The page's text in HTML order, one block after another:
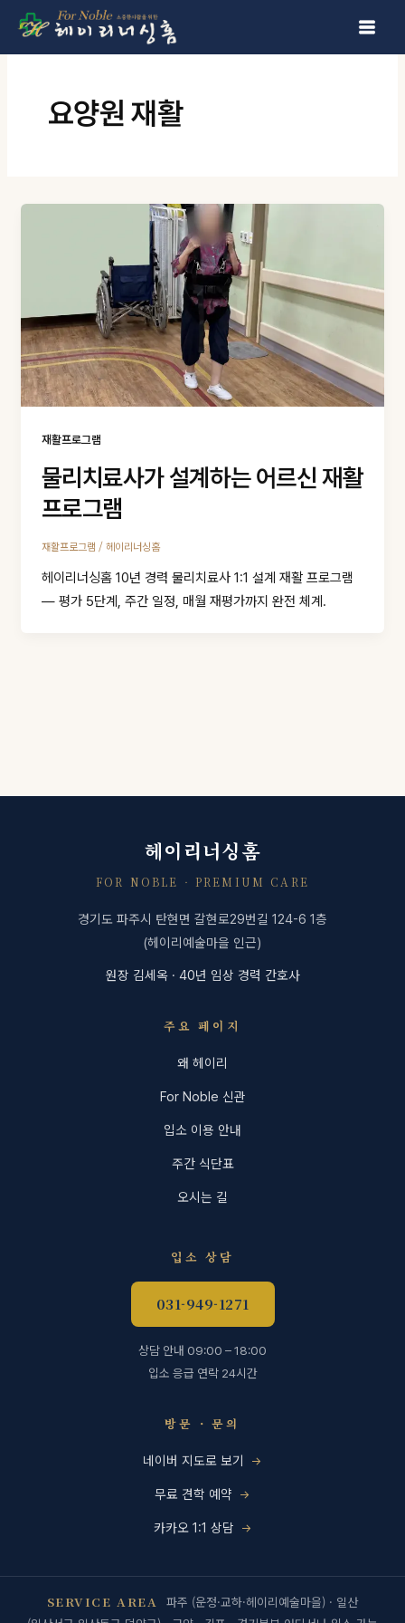
콘텐츠로 건너뛰기
요양원 재활
재활프로그램
물리치료사가 설계하는 어르신 재활
프로그램
재활프로그램 / 헤이리너싱홈
헤이리너싱홈 10년 경력 물리치료사 1:1 설계 재활 프로그램
— 평가 5단계, 주간 일정, 매월 재평가까지 완전 체계.
헤이리너싱홈
FOR NOBLE · PREMIUM CARE
경기도 파주시 탄현면 갈현로29번길 124-6 1층
(헤이리예술마을 인근)
원장 김세옥 · 40년 임상 경력 간호사
주요 페이지
왜 헤이리
For Noble 신관
입소 이용 안내
주간 식단표
오시는 길
입소 상담
031-949-1271
상담 안내 09:00 – 18:00
입소 응급 연락 24시간
방문 · 문의
네이버 지도로 보기
무료 견학 예약
카카오 1:1 상담
SERVICE AREA 파주 (운정·교하·헤이리예술마을) · 일산